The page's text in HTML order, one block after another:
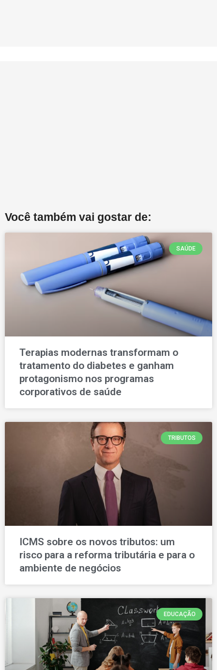
Você também vai gostar de:
SAÚDE
Terapias modernas transformam o
tratamento do diabetes e ganham
protagonismo nos programas
corporativos de saúde
TRIBUTOS
ICMS sobre os novos tributos: um
risco para a reforma tributária e para o
ambiente de negócios
EDUCAÇÃO